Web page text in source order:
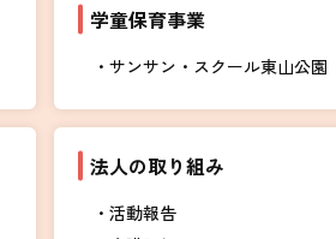
学童保育事業
サンサン・スクール東山公園
法人の取り組み
活動報告